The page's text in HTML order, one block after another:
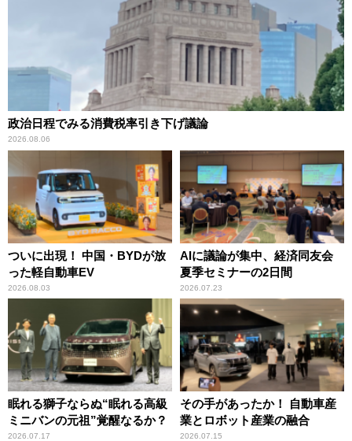
政治日程でみる消費税率引き下げ議論
2026.08.06
ついに出現！ 中国・BYDが放
った軽自動車EV
2026.08.03
AIに議論が集中、経済同友会
夏季セミナーの2日間
2026.07.23
眠れる獅子ならぬ“眠れる高級
ミニバンの元祖”覚醒なるか？
2026.07.17
その手があったか！ 自動車産
業とロボット産業の融合
2026.07.15